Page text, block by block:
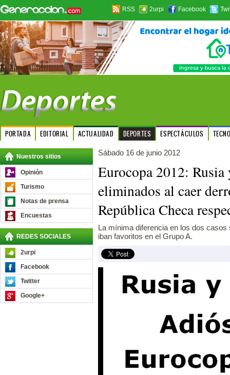
RSS 2urpi Facebook
PORTADA EDITORIAL ACTUALIDAD DEPORTES ESPECTÁCULOS
Nuestros sitios
Opinión
Turismo
Notas de prensa
Encuestas
REDES SOCIALES
2urpi
Facebook
Twitter
Google+
Sábado 16 de junio 2012
Eurocopa 2012:
eliminados al caer
República Checa
La mínima diferencia en los dos
iban favoritos en el Grupo A.